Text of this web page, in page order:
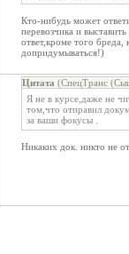
Кто-нибудь может
перевозчика и
ответ,кроме того
допридумываться!)
Цитата (СпецТранс
Я не в курсе,даже не
том,что отправил
за ваши фокусы .
Никаких док. никто не